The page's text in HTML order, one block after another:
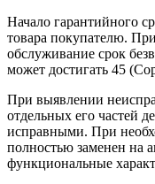
Начало гарантийного
товара покупателю.
обслуживание срок
может достигать 45
При выявлении
отдельных его частей
исправными. При
полностью заменен на
функциональные